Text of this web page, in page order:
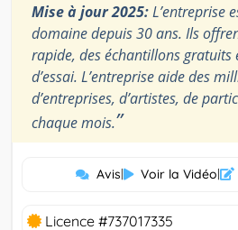
Mise à jour 2025:L’entreprise
domaine depuis 30 ans. Ils
rapide, des échantillons gratuits
d’essai. L’entreprise aide des
d’entreprises, d’artistes, de
chaque mois.”
Avis| Voir la Vidéo|
Licence #737017335